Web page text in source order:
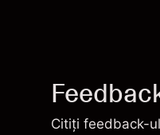
Citiți feedback-